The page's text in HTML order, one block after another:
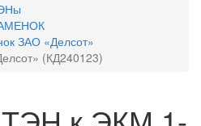
ЗАО «Делсот»
(КД240123)